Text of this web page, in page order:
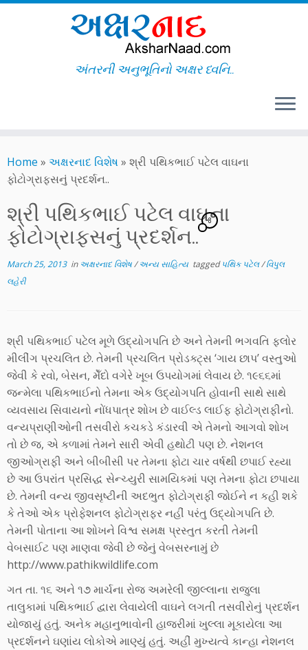
to
content
અંતરની અનુભૂતિનો અક્ષર ધ્વનિ..
Home » અક્ષરનાદ વિશેષ» શ્રી પથિકભાઈ પટેલ વાઘના
ફોટોગ્રાફ્સનું પ્રદર્શન..
શ્રી પથિકભાઈ પટેલ વાઘના
ફોટોગ્રાફ્સનું પ્રદર્શન..
8
March 25, 2013in અક્ષરનાદ વિશેષ/અન્ય સાહિત્ય taggedપથિક પટેલ/વિપુલ
લહેરી
શ્રી પથિકભાઈ પટેલ મૂળે ઉદ્યોગપતિ છે અને તેમની ભગવતિ ફ્લોર
મીલીંગ પ્રચલિત છે. તેમની પ્રચલિત પ્રોડક્ટ્સ ‘ગાય છાપ’ વસ્તુઓ
જેવી કે રવો, બેસન, મેઁદો વગેરે ખૂબ ઉપયોગમાં લેવાય છે. ૧૯૬૬માં
જન્મેલા પથિકભાઈનો તેમના એક ઉદ્યોગપતિ હોવાની સાથે સાથે
વ્યવસાય સિવાયનો નોંધપાત્ર શોખ છે વાઈલ્ડ લાઈફ ફોટોગ્રાફીનો.
વન્યપ્રાણીઓની તસવીરો કચકડે કંડારવી એ તેમનો આગવો શોખ
તો છે જ, એ કળામાં તેમને સારી એવી હથોટી પણ છે. નેશનલ
જીઓગ્રાફી અને બીબીસી પર તેમના ફોટા ચાર વર્ષથી છપાઈ રહ્યા
છે આ ઉપરાંત પ્રસિદ્ધ સેન્ચ્યુરી સામયિકમાં પણ તેમના ફોટા છપાયા
છે. તેમની વન્ય જીવસૃષ્ટીની અદભુત ફોટોગ્રાફી જોઈને ન કહી શકે
કે તેઓ એક પ્રોફેશનલ ફોટોગ્રાફર નહીં પરંતુ ઉદ્યોગપતિ છે.
તેમની પોતાના આ શોખને વિશ્વ સમક્ષ પ્રસ્તુત કરતી તેમની
વેબસાઈટ પણ માણવા જેવી છે જેનું વેબસરનામું છે
http://www.pathikwildlife.com
ગત તા. ૧૬ અને ૧૭ માર્ચના રોજ અમરેલી જીલ્લાના રાજુલા
તાલુકામાં પથિકભાઈ દ્વારા લેવાયેલી વાઘને લગતી તસવીરોનું પ્રદર્શન
યોજાયું હતું. અનેક મહાનુભાવોની હાજરીમાં ખુલ્લા મૂકાયેલા આ
પ્રદર્શનને ઘણાંય લોકોએ માણ્યું હતું. અહીં મુખ્યત્વે કાન્હા નેશનલ